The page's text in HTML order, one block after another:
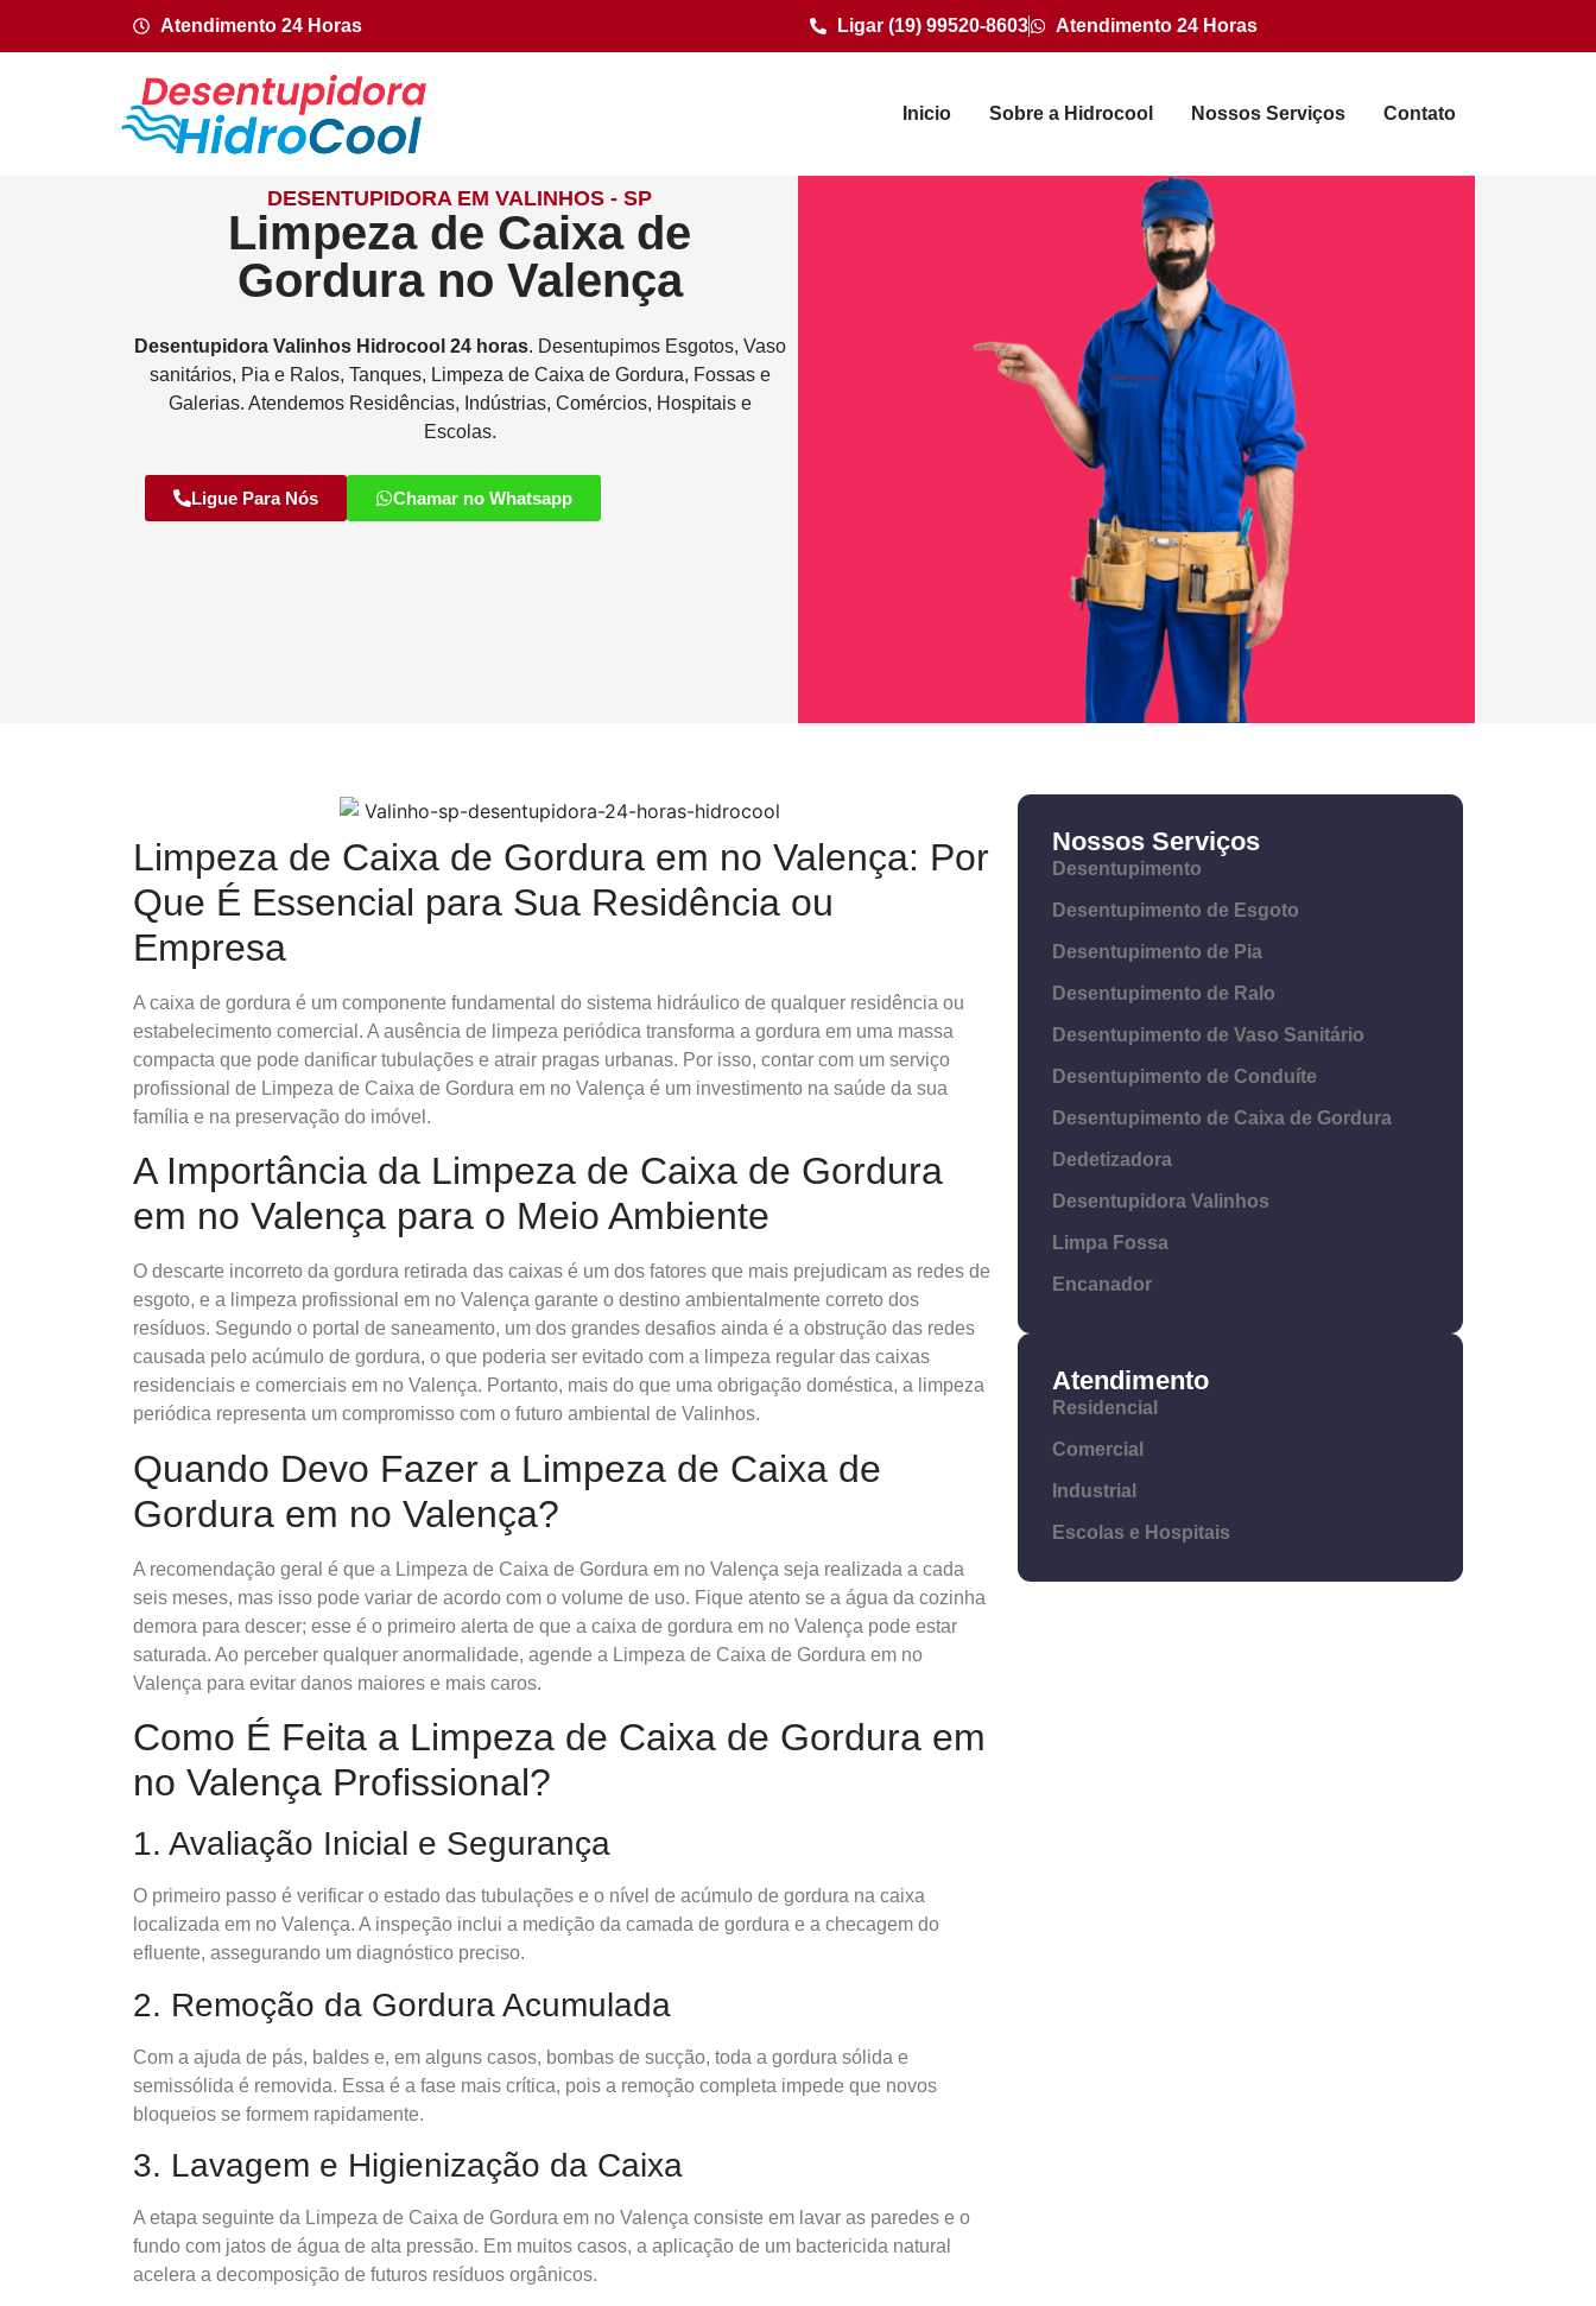
Atendimento 24 Horas Ligar (19) 99520-8603 Atendimento 24 Horas
Inicio Sobre a Hidrocool Nossos Serviços Contato
DESENTUPIDORA EM VALINHOS - SP
Limpeza de Caixa de
Gordura no Valença
Desentupidora Valinhos Hidrocool 24 horas. Desentupimos Esgotos, Vaso
sanitários, Pia e Ralos, Tanques, Limpeza de Caixa de Gordura, Fossas e
Galerias. Atendemos Residências, Indústrias, Comércios, Hospitais e
Escolas.
Ligue Para Nós Chamar no Whatsapp
Limpeza de Caixa de Gordura em no Valença: Por
Que É Essencial para Sua Residência ou
Empresa
A caixa de gordura é um componente fundamental do sistema hidráulico de qualquer residência ou
estabelecimento comercial. A ausência de limpeza periódica transforma a gordura em uma massa
compacta que pode danificar tubulações e atrair pragas urbanas. Por isso, contar com um serviço
profissional de Limpeza de Caixa de Gordura em no Valença é um investimento na saúde da sua
família e na preservação do imóvel.
A Importância da Limpeza de Caixa de Gordura
em no Valença para o Meio Ambiente
O descarte incorreto da gordura retirada das caixas é um dos fatores que mais prejudicam as redes de
esgoto, e a limpeza profissional em no Valença garante o destino ambientalmente correto dos
resíduos. Segundo o portal de saneamento, um dos grandes desafios ainda é a obstrução das redes
causada pelo acúmulo de gordura, o que poderia ser evitado com a limpeza regular das caixas
residenciais e comerciais em no Valença. Portanto, mais do que uma obrigação doméstica, a limpeza
periódica representa um compromisso com o futuro ambiental de Valinhos.
Quando Devo Fazer a Limpeza de Caixa de
Gordura em no Valença?
A recomendação geral é que a Limpeza de Caixa de Gordura em no Valença seja realizada a cada
seis meses, mas isso pode variar de acordo com o volume de uso. Fique atento se a água da cozinha
demora para descer; esse é o primeiro alerta de que a caixa de gordura em no Valença pode estar
saturada. Ao perceber qualquer anormalidade, agende a Limpeza de Caixa de Gordura em no
Valença para evitar danos maiores e mais caros.
Como É Feita a Limpeza de Caixa de Gordura em
no Valença Profissional?
1. Avaliação Inicial e Segurança
O primeiro passo é verificar o estado das tubulações e o nível de acúmulo de gordura na caixa
localizada em no Valença. A inspeção inclui a medição da camada de gordura e a checagem do
efluente, assegurando um diagnóstico preciso.
2. Remoção da Gordura Acumulada
Com a ajuda de pás, baldes e, em alguns casos, bombas de sucção, toda a gordura sólida e
semissólida é removida. Essa é a fase mais crítica, pois a remoção completa impede que novos
bloqueios se formem rapidamente.
3. Lavagem e Higienização da Caixa
A etapa seguinte da Limpeza de Caixa de Gordura em no Valença consiste em lavar as paredes e o
fundo com jatos de água de alta pressão. Em muitos casos, a aplicação de um bactericida natural
acelera a decomposição de futuros resíduos orgânicos.
Nossos Serviços
Desentupimento
Desentupimento de Esgoto
Desentupimento de Pia
Desentupimento de Ralo
Desentupimento de Vaso Sanitário
Desentupimento de Conduíte
Desentupimento de Caixa de Gordura
Dedetizadora
Desentupidora Valinhos
Limpa Fossa
Encanador
Atendimento
Residencial
Comercial
Industrial
Escolas e Hospitais